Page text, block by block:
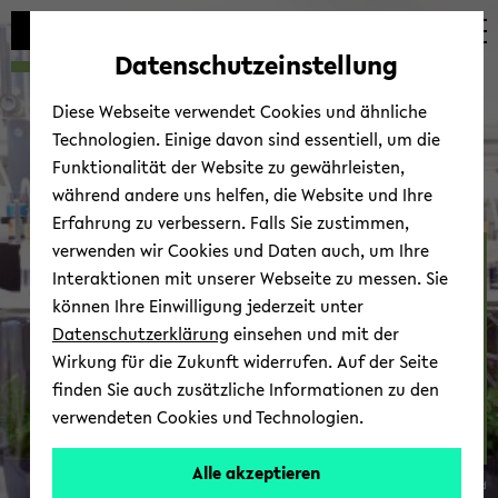
Automatische
vermeiden
zum
wechseln
zum
wechseln
zum
wechseln
Che­mi­sche Öko­lo­gie
© Uni­ver­si­tät Bie­le­feld
Datenschutzeinstellung
Diese Webseite verwendet Cookies und ähnliche
Technologien. Einige davon sind essentiell, um die
Funktionalität der Website zu gewährleisten,
während andere uns helfen, die Website und Ihre
Erfahrung zu verbessern. Falls Sie zustimmen,
verwenden wir Cookies und Daten auch, um Ihre
Interaktionen mit unserer Webseite zu messen. Sie
können Ihre Einwilligung jederzeit unter
Datenschutzerklärung einsehen und mit der
Wirkung für die Zukunft widerrufen. Auf der Seite
finden Sie auch zusätzliche Informationen zu den
verwendeten Cookies und Technologien.
Alle akzeptieren